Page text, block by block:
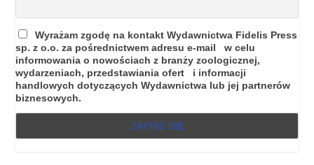
Wyrażam zgodę na kontakt Wydawnictwa Fidelis Press
sp. z o.o. za pośrednictwem adresu e-mail w celu
informowania o nowościach z branży zoologicznej,
wydarzeniach, przedstawiania ofert i informacji
handlowych dotyczących Wydawnictwa lub jej partnerów
biznesowych.